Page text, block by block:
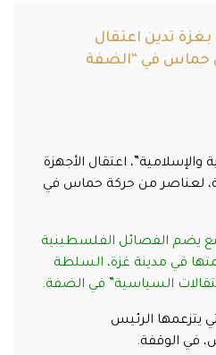
تدين اعتقال
حماس في “الضفة
والإسلامية”، اعتقال الأجهزة
لعناصر من حركة حماس في
يضم الفصائل الفلسطينية
في مدينة غزة، السلطة
السياسية” في الضفة.
يتزعمها الرئيس
في الوقفة.